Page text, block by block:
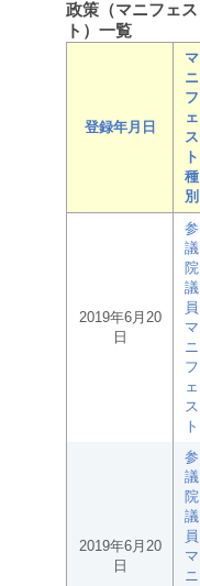
政策（マニフェス
ト）一覧
登録年月日
マ
ニ
フ
ェ
ス
ト
種
別
2019年6月20
日
参
議
院
議
員
マ
ニ
フ
ェ
ス
ト
2019年6月20
日
参
議
院
議
員
マ
ニ